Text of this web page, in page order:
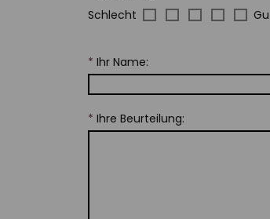
Schlecht
* Ihr Name:
* Ihre Beurteilung: